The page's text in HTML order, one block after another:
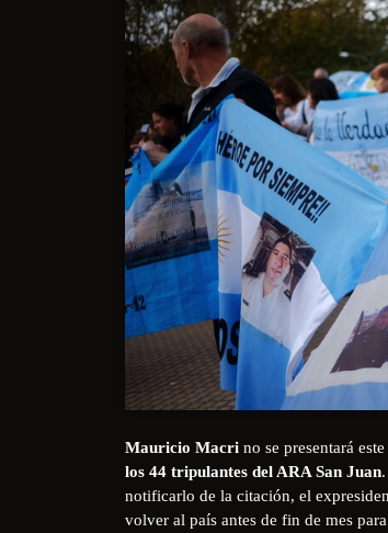
Mauricio Macri no se presentará
los 44 tripulantes del ARA San Juan
notificarlo de la citación, el
volver al país antes de fin de mes